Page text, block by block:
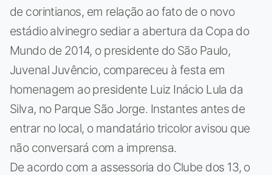
de corintianos, em relação ao fato de o novo
estádio alvinegro sediar a abertura da Copa do
Mundo de 2014, o presidente do São Paulo,
Juvenal Juvêncio, compareceu à festa em
homenagem ao presidente Luiz Inácio Lula da
Silva, no Parque São Jorge. Instantes antes de
entrar no local, o mandatário tricolor avisou que
não conversará com a imprensa.
De acordo com a assessoria do Clube dos 13, o